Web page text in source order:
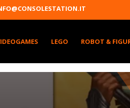
LEGO ROBOT &